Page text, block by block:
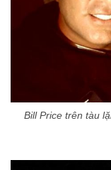
Bill Price trên tàu